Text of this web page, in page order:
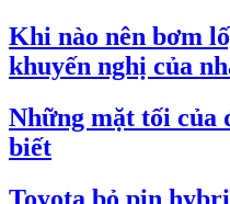
Khi nào nên bơm
khuyến nghị của
Những mặt tối của
biết
Toyota bỏ pin